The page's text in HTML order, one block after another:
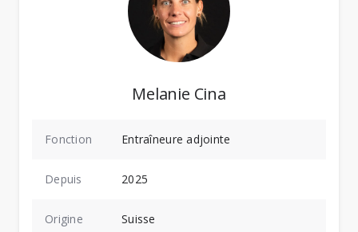
Melanie Cina
Fonction Entraîneure adjointe
Depuis 2025
Origine Suisse